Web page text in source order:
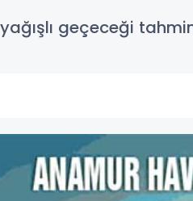
geçeceği